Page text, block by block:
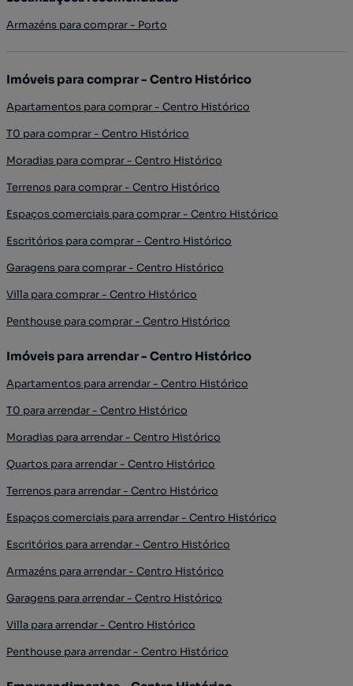
Armazéns para comprar - Porto
Imóveis para comprar - Centro Histórico
Apartamentos para comprar - Centro Histórico
T0 para comprar - Centro Histórico
Moradias para comprar - Centro Histórico
Terrenos para comprar - Centro Histórico
Espaços comerciais para comprar - Centro Histórico
Escritórios para comprar - Centro Histórico
Garagens para comprar - Centro Histórico
Villa para comprar - Centro Histórico
Penthouse para comprar - Centro Histórico
Imóveis para arrendar - Centro Histórico
Apartamentos para arrendar - Centro Histórico
T0 para arrendar - Centro Histórico
Moradias para arrendar - Centro Histórico
Quartos para arrendar - Centro Histórico
Terrenos para arrendar - Centro Histórico
Espaços comerciais para arrendar - Centro Histórico
Escritórios para arrendar - Centro Histórico
Armazéns para arrendar - Centro Histórico
Garagens para arrendar - Centro Histórico
Villa para arrendar - Centro Histórico
Penthouse para arrendar - Centro Histórico